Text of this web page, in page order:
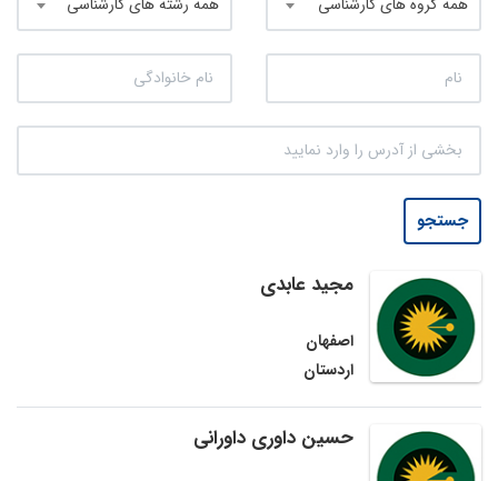
همه گروه های کارشناسی همه رشته های کارشناسی
جستجو
مجید عابدی
اصفهان
اردستان
حسین داوری داورانی